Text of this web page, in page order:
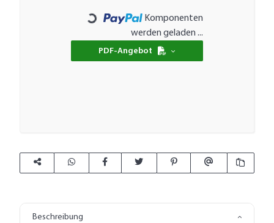
Loading...
Komponenten
werden geladen ...
PDF-Angebot
Beschreibung